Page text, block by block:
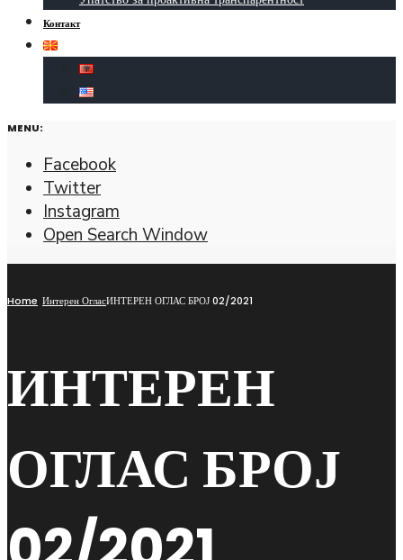
Контакт
MENU:
Facebook
Twitter
Instagram
Open Search Window
Home Интерен ОгласИНТЕРЕН ОГЛАС БРОЈ 02/2021
ИНТЕРЕН
ОГЛАС БРОЈ